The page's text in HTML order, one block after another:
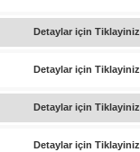
Detaylar için Tiklayiniz
Detaylar için Tiklayiniz
Detaylar için Tiklayiniz
Detaylar için Tiklayiniz